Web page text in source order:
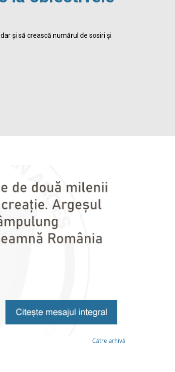
și să crească numărul de sosiri și
Către arhivă